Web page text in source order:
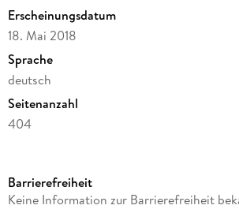
Ein liebevoll geschriebener Roman voller
Abenteuer - eine wunderbare Geschichte
nach sich selbst, aber auch über das
geliebt zu werden.
Erscheinungsdatum
18. Mai 2018
Sprache
deutsch
Seitenanzahl
404
Autor/Autorin
Barrierefreiheit
Keine Information zur Barrierefreiheit